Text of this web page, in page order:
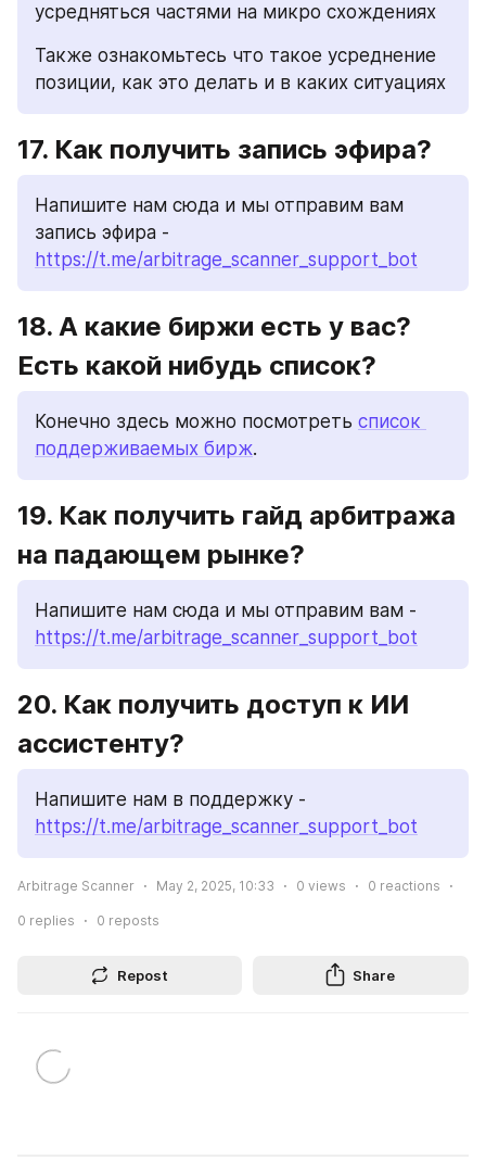
усредняться частями на микро схождениях
Также ознакомьтесь что такое усреднение
позиции, как это делать и в каких ситуациях
17. Как получить запись эфира?
Напишите нам сюда и мы отправим вам
https://t.me/arbitrage_scanner_support_bot
18. А какие биржи есть у вас?
Есть какой нибудь список?
Конечно здесь можно посмотреть список
поддерживаемых бирж.
19. Как получить гайд арбитража
на падающем рынке?
https://t.me/arbitrage_scanner_support_bot
20. Как получить доступ к ИИ
ассистенту?
https://t.me/arbitrage_scanner_support_bot
Arbitrage Scanner May 2, 2025, 10:33 0 views 0 reactions
0 replies 0 reposts
Repost Share